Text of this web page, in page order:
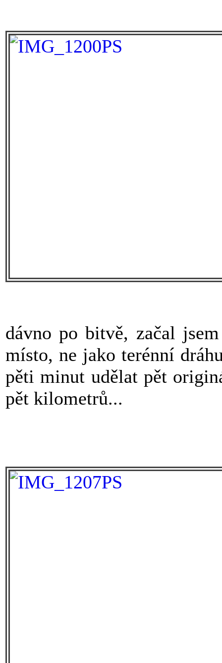
dávno po bitvě, začal
místo, ne jako terénní
pěti minut udělat pět
pět kilometrů...